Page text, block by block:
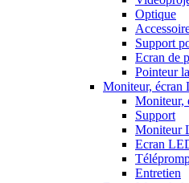
Optique
Support
Ecran de
Pointeur
Moniteur,
Moniteur,
Support
Moniteur
Ecran
Entretien